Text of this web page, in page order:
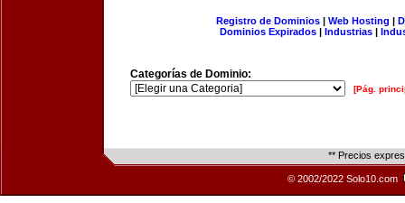
Registro de Dominios| Web Hosting |
Dominios Expirados | Industrias |
Categorías de Dominio:
[Pág.
** Precios
© 2002/2022 Solo10.com